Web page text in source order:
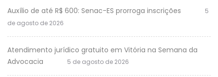
Auxílio de até R$ 600: Senac-ES prorroga inscrições
5
de agosto de 2026
Atendimento jurídico gratuito em Vitória na Semana da
Advocacia
5 de agosto de 2026